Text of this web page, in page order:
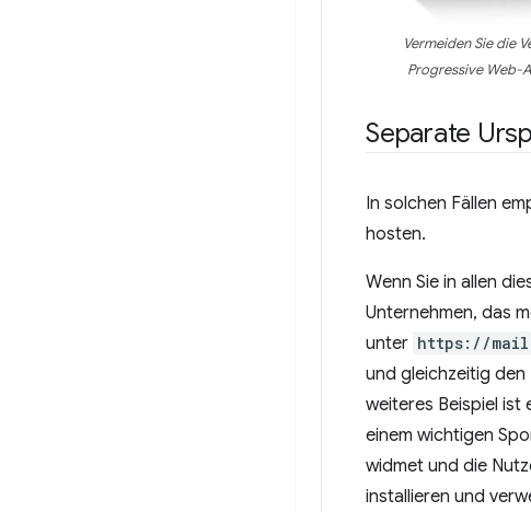
Vermeiden Sie die
Progressive Web-
Separate
In solchen Fällen
hosten.
Wenn Sie in allen
Unternehmen, das
unter https://
und gleichzeitig
weiteres Beispiel ist
einem wichtigen
widmet und die
installieren und